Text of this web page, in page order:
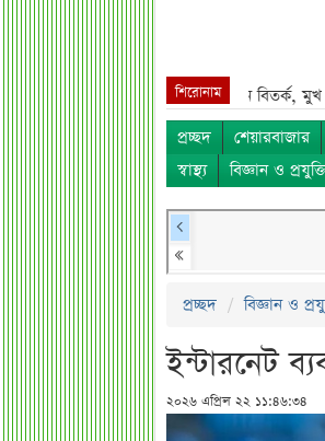
শিরোনাম
বাংলাদেশ নিয়ে নতুন বিতর্ক, মুখ খুললেন
প্রচ্ছদ
শেয়ারবাজার
স্বাস্থ্য
বিজ্ঞান ও
প্রচ্ছদ বিজ্ঞান ও
ইন্টারনেট
২০২৬ এপ্রিল ২২ ১১:৪৬:৩৪